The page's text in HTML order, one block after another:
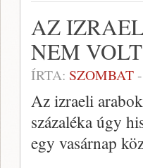
AZ
NEM
ÍRTA: SZOMBAT-
Az izraeli
százaléka úgy
egy vasárnap